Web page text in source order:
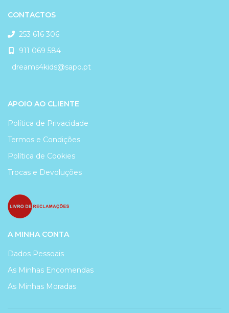
CONTACTOS
253 616 306
911 069 584
dreams4kids@sapo.pt
APOIO AO CLIENTE
Política de Privacidade
Termos e Condições
Política de Cookies
Trocas e Devoluções
A MINHA CONTA
Dados Pessoais
As Minhas Encomendas
As Minhas Moradas